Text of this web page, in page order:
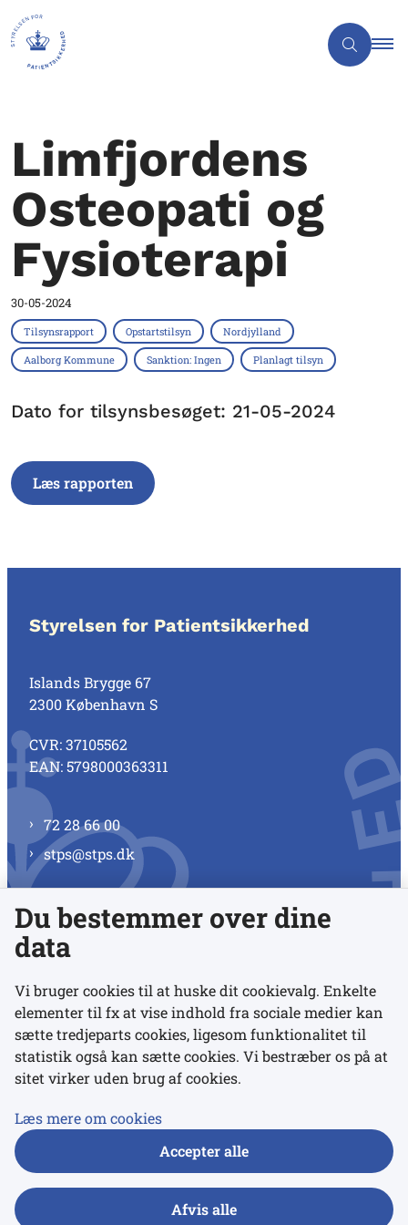
Limfjordens
Osteopati og
Fysioterapi
30-05-2024
Tilsynsrapport Opstartstilsyn Nordjylland
Aalborg Kommune Sanktion: Ingen Planlagt tilsyn
Dato for tilsynsbesøget: 21-05-2024
Læs rapporten
Styrelsen for Patientsikkerhed
Islands Brygge 67
2300 København S
CVR: 37105562
EAN: 5798000363311
72 28 66 00
stps@stps.dk
Se alle kontaktnumre
Links
Udgivelser
Du bestemmer over dine
data
Vi bruger cookies til at huske dit cookievalg. Enkelte
elementer til fx at vise indhold fra sociale medier kan
sætte tredjeparts cookies, ligesom funktionalitet til
statistik også kan sætte cookies. Vi bestræber os på at
sitet virker uden brug af cookies.
Læs mere om cookies
Accepter alle
Afvis alle